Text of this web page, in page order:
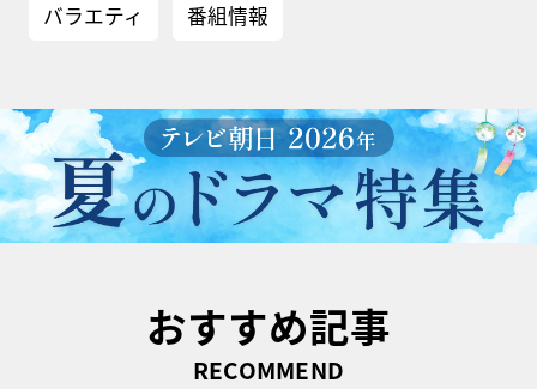
バラエティ 番組情報
おすすめ記事
RECOMMEND